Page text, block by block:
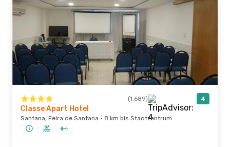
(1.689) 4
Classe Apart Hotel
Santana, Feira de Santana · 8 km bis Stadtzentrum